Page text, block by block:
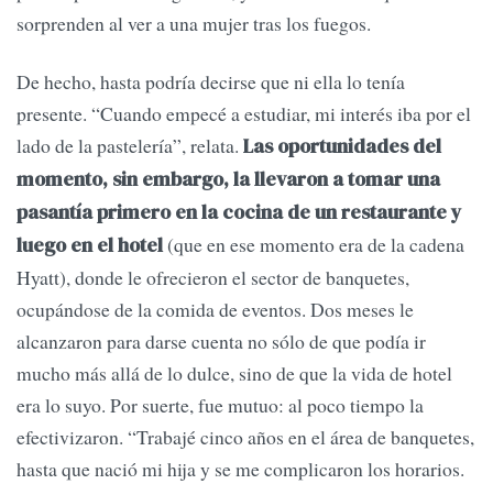
sorprenden al ver a una mujer tras los fuegos.
De hecho, hasta podría decirse que ni ella lo tenía
presente. “Cuando empecé a estudiar, mi interés iba por el
lado de la pastelería”, relata. Las oportunidades del
momento, sin embargo, la llevaron a tomar una
pasantía primero en la cocina de un restaurante y
luego en el hotel(que en ese momento era de la cadena
Hyatt), donde le ofrecieron el sector de banquetes,
ocupándose de la comida de eventos. Dos meses le
alcanzaron para darse cuenta no sólo de que podía ir
mucho más allá de lo dulce, sino de que la vida de hotel
era lo suyo. Por suerte, fue mutuo: al poco tiempo la
efectivizaron. “Trabajé cinco años en el área de banquetes,
hasta que nació mi hija y se me complicaron los horarios.